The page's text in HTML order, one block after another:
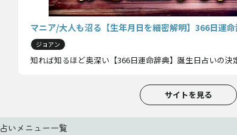
マニア/大人も沼る【生年月日を細密解明】366日運
ジョアン
知れば知るほど奥深い【366日運命辞典】誕生日占いの決
サイトを見る
占いメニュー一覧